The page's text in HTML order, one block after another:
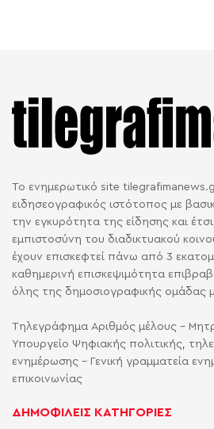
Το ενημερωτικό site
ειδησεογραφικός ιστότοπος με
την εγκυρότητα της είδησης και έτσι
εμπιστοσύνη του διαδικτυακού
έχουν επισκεφτεί πάνω από 3
καθημερινή επισκεψιμότητα
όλης της δημοσιογραφικής ομάδας
Τηλεγράφημα Αριθμός μέλους -
Υπουργείο Ψηφιακής πολιτικής,
ενημέρωσης - Γενική γραμματεία
επικοινωνίας
ΔΗΜΟΦΙΛΕΙΣ ΚΑΤΗΓΟΡΙΕΣ